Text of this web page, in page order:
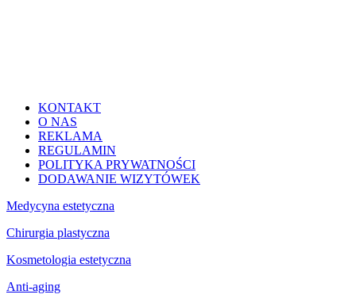
KONTAKT
O NAS
REKLAMA
REGULAMIN
POLITYKA PRYWATNOŚCI
DODAWANIE WIZYTÓWEK
Medycyna estetyczna
Chirurgia plastyczna
Kosmetologia estetyczna
Anti-aging